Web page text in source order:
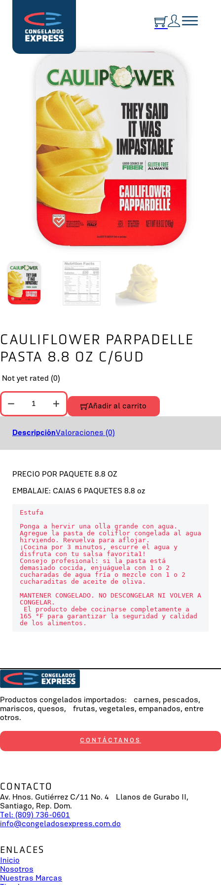
CAULIFLOWER PARPADELLE
PASTA 8.8 OZ C/6UD
Not yet rated (0)
CAULIFLOWER PARPADELLE PASTA 8.8 OZ C/6UD cantidad
Añadir al carrito
DescripciónValoraciones (0)
PRECIO POR PAQUETE 8.8 OZ
EMBALAJE: CAJAS 6 PAQUETES 8.8 oz
Estufa
Ponga a hervir una olla grande con agua.
Agregue la pasta de coliflor congelada al agua
hirviendo. Revuelva para aflojar.
¡Cocina por 3 minutos, escurre el agua y
disfruta con tu salsa favorita1!
Consejo profesional: si la pasta está
demasiado cocida, enjuáguela con 1 o 2
cucharadas de agua fría o mezcle con 1 o 2
cucharaditas de aceite de oliva.
MANTENER CONGELADO. NO DESCONGELAR NI VOLVER A
CONGELAR.
165 °F para garantizar la seguridad y calidad
de los alimentos.
Productos congelados importados: carnes, pescados,
mariscos, quesos, frutas, vegetales, empanados, entre
otros.
CONTÁCTANOS
CONTACTO
Av. Hnos. Gutiérrez C/11 No. 4 Llanos de Gurabo II,
Santiago, Rep. Dom.
Tel: (809) 736-0601
info@congeladosexpress.com.do
ENLACES
Inicio
Nosotros
Nuestras Marcas